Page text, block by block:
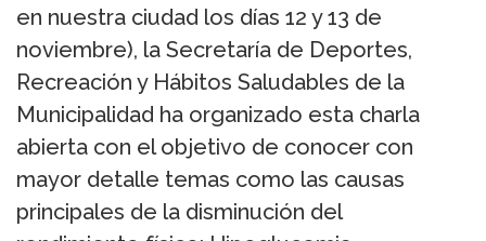
en nuestra ciudad los días 12 y 13 de
noviembre), la Secretaría de Deportes,
Recreación y Hábitos Saludables de la
Municipalidad ha organizado esta charla
abierta con el objetivo de conocer con
mayor detalle temas como las causas
principales de la disminución del